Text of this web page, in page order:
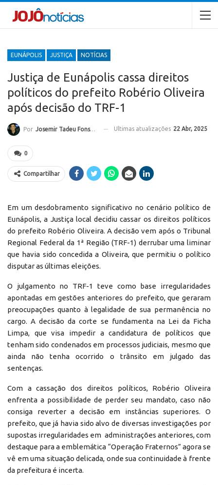
EUNÁPOLIS JUSTIÇA NOTÍCIAS
Justiça de Eunápolis cassa direitos
políticos do prefeito Robério Oliveira
após decisão do TRF-1
Por Josemir Tadeu Fonseca Ultimas atualizações 22 Abr, 2025
0
Compartilhar
Em um desdobramento significativo no cenário político de
Eunápolis, a Justiça local decidiu cassar os direitos políticos
do prefeito Robério Oliveira. A decisão vem após o Tribunal
Regional Federal da 1ª Região (TRF-1) derrubar uma liminar
que havia sido concedida a Oliveira, que permitiu o político
disputar as últimas eleições.
O julgamento no TRF-1 teve como base irregularidades
apontadas em gestões anteriores do prefeito, que geraram
preocupações quanto à legalidade de sua permanência no
cargo. A decisão da corte se fundamenta na Lei da Ficha
Limpa, que visa impedir a candidatura de políticos que
tenham sido condenados em processos judiciais, mesmo que
ainda não tenha ocorrido o trânsito em julgado das
sentenças.
Com a cassação dos direitos políticos, Robério Oliveira
enfrenta a possibilidade de perder seu mandato, caso não
consiga reverter a decisão em instâncias superiores. O
prefeito, que já havia sido alvo de diversas investigações por
supostas irregularidades em administrações anteriores, com
destaque para a emblemática “Operação Fraternos” agora se
vê em uma situação delicada, onde sua continuidade à frente
da prefeitura é incerta.